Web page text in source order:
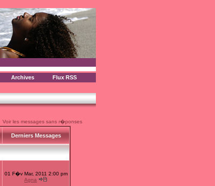
Archives Flux RSS
Voir les messages sans r�ponses
Derniers Messages
01 F�v Mar, 2011 2:00 pm
Agna